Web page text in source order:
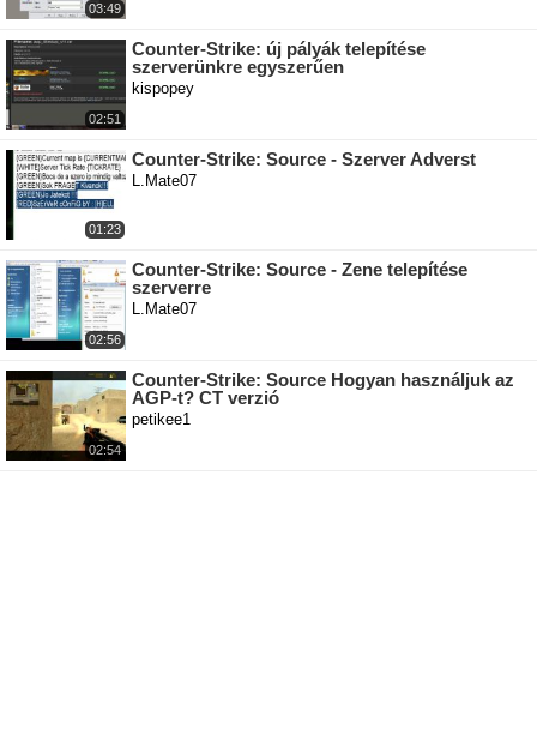
03:49
02:51
Counter-Strike: új pályák telepítése
szerverünkre egyszerűen
kispopey
01:23
Counter-Strike: Source - Szerver Adverst
L.Mate07
02:56
Counter-Strike: Source - Zene telepítése
szerverre
L.Mate07
02:54
Counter-Strike: Source Hogyan használjuk az
AGP-t? CT verzió
petikee1